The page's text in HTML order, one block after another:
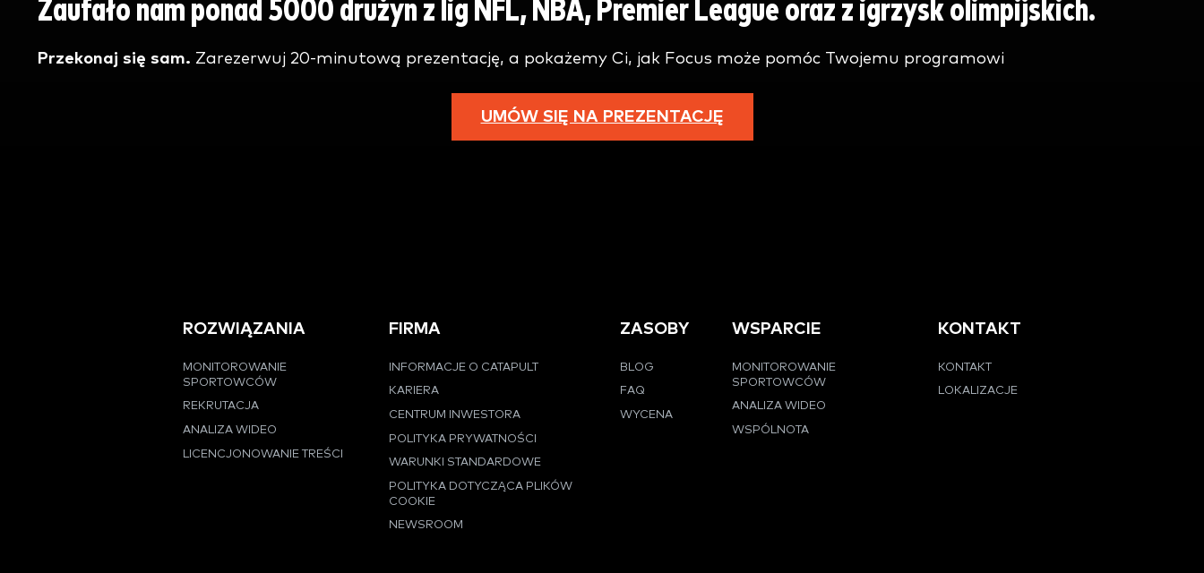
Zaufało nam ponad 5000 drużyn z lig NFL, NBA, Premier League oraz z igrzysk olimpijskich.
Przekonaj się sam. Zarezerwuj 20-minutową prezentację, a pokażemy Ci, jak Focus może pomóc Twojemu programowi
UMÓW SIĘ NA PREZENTACJĘ
ROZWIĄZANIA
MONITOROWANIE
SPORTOWCÓW
REKRUTACJA
ANALIZA WIDEO
LICENCJONOWANIE TREŚCI
FIRMA
INFORMACJE O CATAPULT
KARIERA
CENTRUM INWESTORA
POLITYKA PRYWATNOŚCI
WARUNKI STANDARDOWE
POLITYKA DOTYCZĄCA PLIKÓW
COOKIE
NEWSROOM
ZASOBY
BLOG
FAQ
WYCENA
WSPARCIE
MONITOROWANIE
SPORTOWCÓW
ANALIZA WIDEO
WSPÓLNOTA
KONTAKT
KONTAKT
LOKALIZACJE